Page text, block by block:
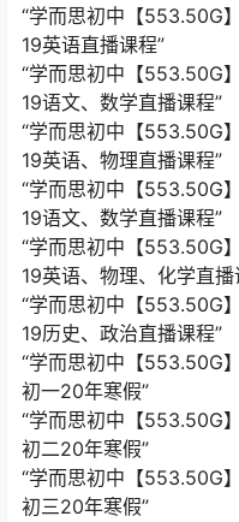
“学而思初中【553.50G
19英语直播课程”
“学而思初中【553.50G
19语文、数学直播课程”
“学而思初中【553.50G
19英语、物理直播课程”
“学而思初中【553.50G
19语文、数学直播课程”
“学而思初中【553.50G
19英语、物理、化学直播
“学而思初中【553.50G
19历史、政治直播课程”
“学而思初中【553.50G
初一20年寒假”
“学而思初中【553.50G
初二20年寒假”
“学而思初中【553.50G
初三20年寒假”